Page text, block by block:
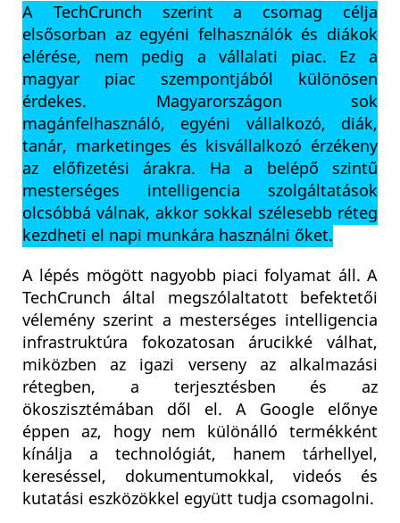
A TechCrunch szerint a csomag célja
elsősorban az egyéni felhasználók és diákok
elérése, nem pedig a vállalati piac. Ez a
magyar piac szempontjából különösen
érdekes. Magyarországon sok
magánfelhasználó, egyéni vállalkozó, diák,
tanár, marketinges és kisvállalkozó érzékeny
az előfizetési árakra. Ha a belépő szintű
mesterséges intelligencia szolgáltatások
olcsóbbá válnak, akkor sokkal szélesebb réteg
kezdheti el napi munkára használni őket.
A lépés mögött nagyobb piaci folyamat áll. A
TechCrunch által megszólaltatott befektetői
vélemény szerint a mesterséges intelligencia
infrastruktúra fokozatosan árucikké válhat,
miközben az igazi verseny az alkalmazási
rétegben, a terjesztésben és az
ökoszisztémában dől el. A Google előnye
éppen az, hogy nem különálló termékként
kínálja a technológiát, hanem tárhellyel,
kereséssel, dokumentumokkal, videós és
kutatási eszközökkel együtt tudja csomagolni.